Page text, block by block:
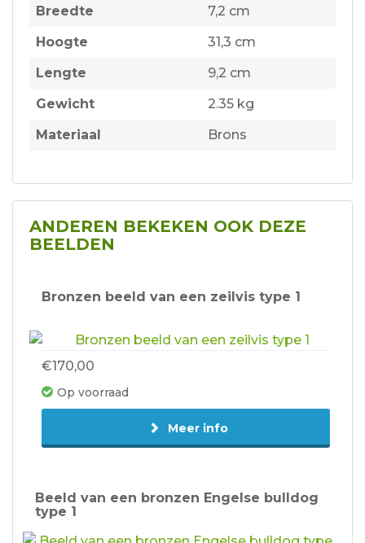
Breedte
7,2 cm
Hoogte
31,3 cm
Lengte
9,2 cm
Gewicht
2.35 kg
Materiaal
Brons
ANDEREN BEKEKEN OOK DEZE
BEELDEN
Bronzen beeld van een zeilvis type 1
€170,00
Op voorraad
Meer info
Beeld van een bronzen Engelse bulldog
type 1